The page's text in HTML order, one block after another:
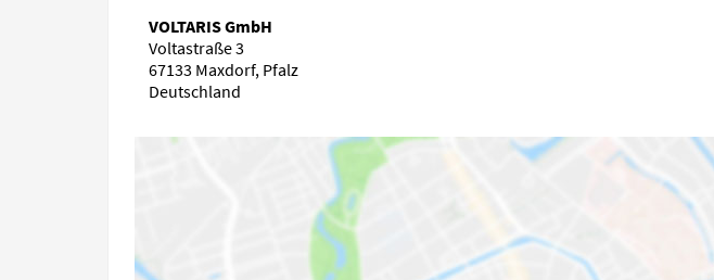
VOLTARIS GmbH
Voltastraße 3
67133 Maxdorf, Pfalz
Deutschland